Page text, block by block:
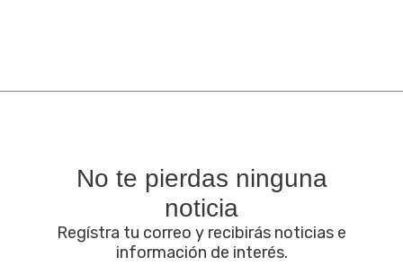
No te pierdas ninguna
noticia
Regístra tu correo y recibirás noticias e
información de interés.